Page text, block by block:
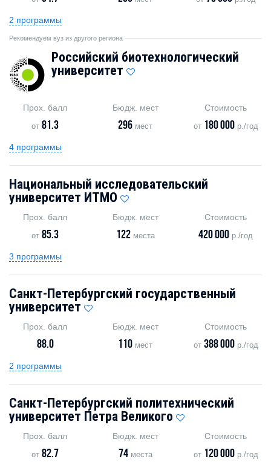
2 программы
Рекомендуем вуз из другого региона
Российский биотехнологический
университет
Прох. балл
от81.3
Бюдж. мест
296 мест
Стоимость
от 180 000р./год
4 программы
Национальный исследовательский
университет ИТМО
Прох. балл
от85.3
Бюдж. мест
122места
Стоимость
420 000 р./год
3 программы
Санкт-Петербургский государственный
университет
Прох. балл
88.0
Бюдж. мест
110 мест
Стоимость
от 388 000р./год
2 программы
Санкт-Петербургский политехнический
университет Петра Великого
Прох. балл
от82.7
Бюдж. мест
74места
Стоимость
от 120 000р./год